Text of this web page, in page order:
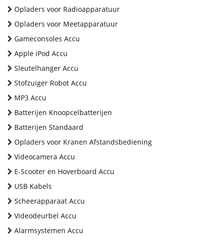
Opladers voor Radioapparatuur
Opladers voor Meetapparatuur
Gameconsoles Accu
Apple iPod Accu
Sleutelhanger Accu
Stofzuiger Robot Accu
MP3 Accu
Batterijen Knoopcelbatterijen
Batterijen Standaard
Opladers voor Kranen Afstandsbediening
Videocamera Accu
E-Scooter en Hoverboard Accu
USB Kabels
Scheerapparaat Accu
Videodeurbel Accu
Alarmsystemen Accu